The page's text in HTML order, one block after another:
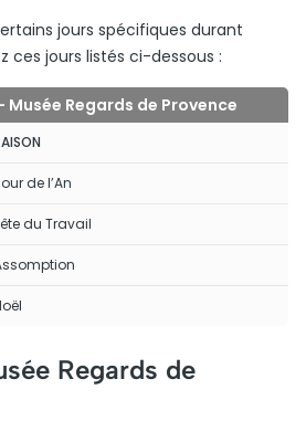
jours spécifiques durant
ces jours listés ci-dessous :
Regards de Provence
de l’An
du Travail
Regards de